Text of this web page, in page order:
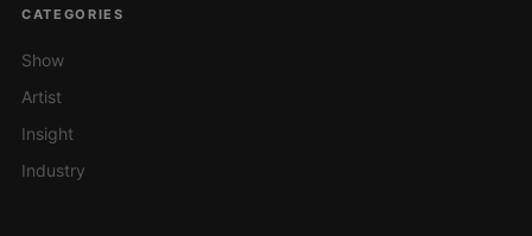
CATEGORIES
Show
Artist
Insight
Industry